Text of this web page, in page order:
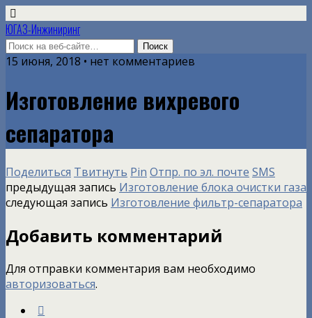
ЮГАЗ-Инжиниринг
15 июня, 2018 • нет комментариев
Изготовление вихревого
сепаратора
Поделиться Твитнуть Pin Отпр. по эл. почте SMS
предыдущая запись Изготовление блока очистки газа
следующая запись Изготовление фильтр-сепаратора
Добавить комментарий
Для отправки комментария вам необходимо
авторизоваться.